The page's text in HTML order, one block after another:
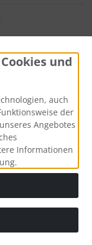
bisherigen Preis
und
auch
der
Angebotes
Informationen